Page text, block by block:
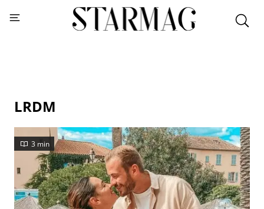
LRDM
3 min